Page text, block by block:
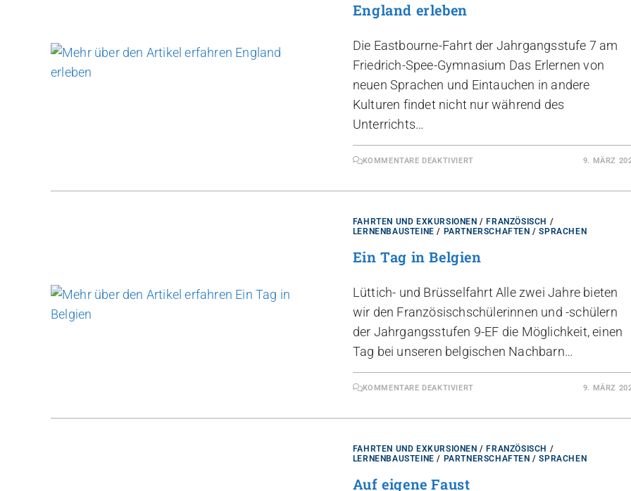
England erleben
Die Eastbourne-Fahrt der Jahrgangsstufe 7 am
Friedrich-Spee-Gymnasium Das Erlernen von
neuen Sprachen und Eintauchen in andere
Kulturen findet nicht nur während des
Unterrichts…
KOMMENTARE DEAKTIVIERT 9. MÄRZ
FAHRTEN UND EXKURSIONEN / FRANZÖSISCH /
LERNENBAUSTEINE / PARTNERSCHAFTEN /SPRACHEN
Ein Tag in Belgien
Lüttich- und Brüsselfahrt Alle zwei Jahre bieten
wir den Französischschülerinnen und -schülern
der Jahrgangsstufen 9-EF die Möglichkeit, einen
Tag bei unseren belgischen Nachbarn…
KOMMENTARE DEAKTIVIERT 9. MÄRZ
FAHRTEN UND EXKURSIONEN / FRANZÖSISCH /
LERNENBAUSTEINE / PARTNERSCHAFTEN /SPRACHEN
Auf eigene Faust